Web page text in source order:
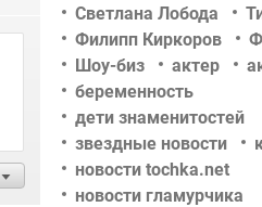
Светлана Лобода
Филипп Киркоров
Шоу-биз
актер
беременность
дети знаменитостей
звездные новости
новости tochka.net
новости гламурчика